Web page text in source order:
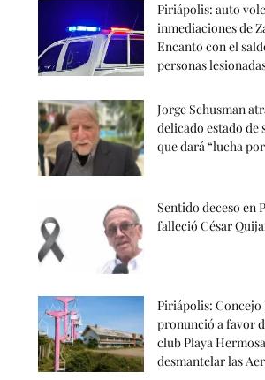
Piriápolis: auto
inmediaciones de
Encanto con el
personas
Jorge Schusman
delicado estado de
que dará “lucha
Sentido deceso en
falleció César
Piriápolis: Concejo
pronunció a favor
club Playa
desmantelar las